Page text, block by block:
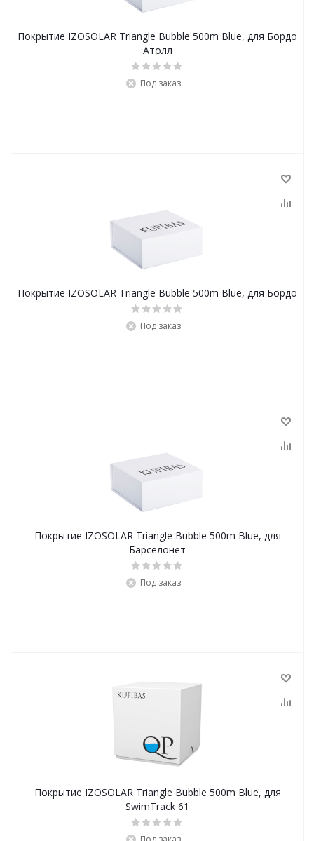
Покрытие IZOSOLAR Triangle Bubble 500m Blue, для Бордо
Атолл
Под заказ
Покрытие IZOSOLAR Triangle Bubble 500m Blue, для Бордо
Под заказ
Покрытие IZOSOLAR Triangle Bubble 500m Blue, для
Барселонет
Под заказ
Покрытие IZOSOLAR Triangle Bubble 500m Blue, для
SwimTrack 61